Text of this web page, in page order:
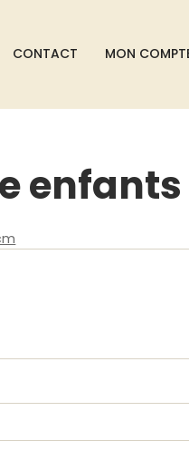
CONTACT MON
enfants